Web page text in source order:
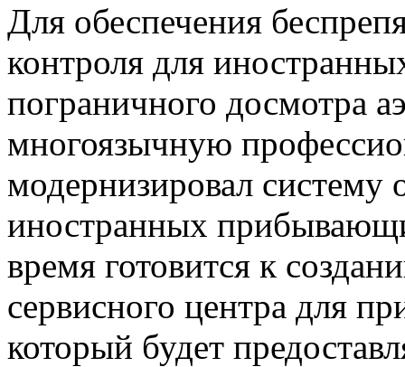
Для обеспечения
контроля для
пограничного досмотра
многоязычную
модернизировал систему
иностранных
время готовится к
сервисного центра для
который будет